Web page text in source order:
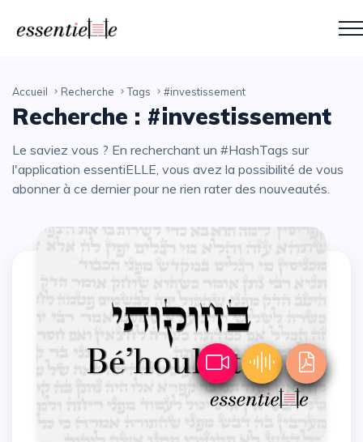
Accueil Recherche Tags #investissement
Recherche : #investissement
Le saviez vous ? En recherchant un #HashTags sur
l'application essentiELLE, vous avez la possibilité de vous
abonner à ce dernier pour ne rien rater des nouveautés.